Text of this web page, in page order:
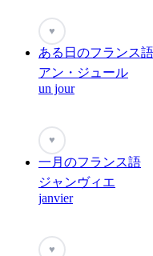
♥
ある日のフランス語
アン・ジュール
un jour
♥
一月のフランス語
ジャンヴィエ
janvier
♥